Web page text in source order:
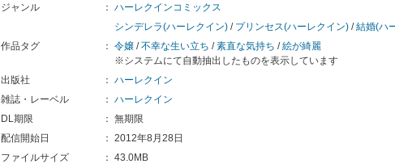
ジャンル ： ハーレクインコミックス
シンデレラ(ハーレクイン) / プリンセス(ハーレクイン) /結婚(ハ
作品タグ
： 令嬢 /不幸な生い立ち /素直な気持ち /絵が綺麗
※システムにて自動抽出したものを表示しています
出版社
： ハーレクイン
雑誌・レーベル
： ハーレクイン
DL期限
： 無期限
配信開始日
： 2012年8月28日
ファイルサイズ
： 43.0MB